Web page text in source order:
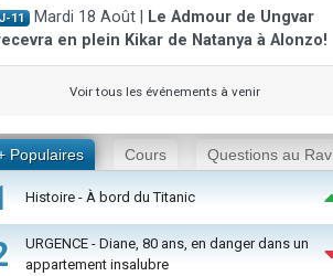
J-11 Mardi 18 Août |
Le Admour de Ungvar
en plein Kikar de Natanya à Alonzo!
Voir tous les événements à venir
Populaires Cours Questions au Rav
Histoire - À bord du Titanic
URGENCE - Diane, 80 ans, en danger dans un
appartement insalubre